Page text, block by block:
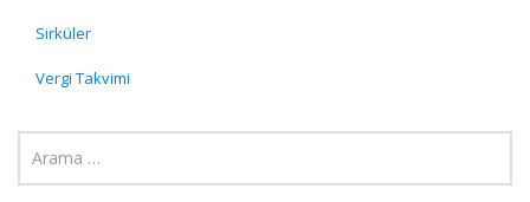
Sirküler
Vergi Takvimi